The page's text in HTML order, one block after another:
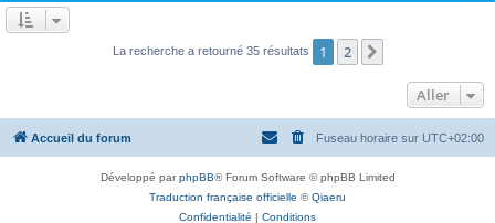
La recherche a retourné 35 résultats 1 2
Aller
Accueil du forum Fuseau horaire sur UTC+02:00
Développé parphpBB® Forum Software © phpBB Limited
Traduction française officielle ©Qiaeru
Confidentialité | Conditions